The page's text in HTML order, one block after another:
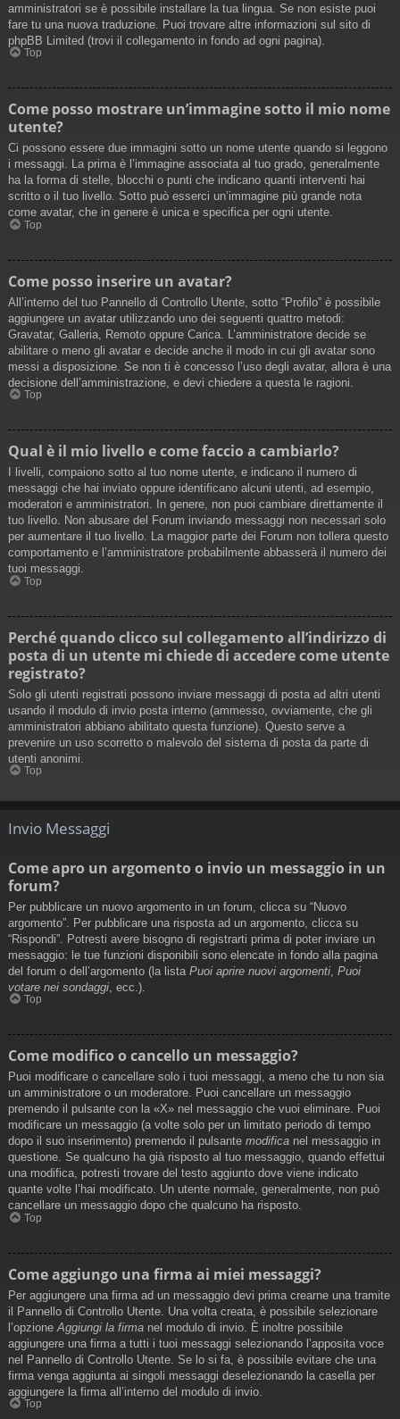
amministratori se è possibile installare la tua lingua. Se non esiste puoi
fare tu una nuova traduzione. Puoi trovare altre informazioni sul sito di
phpBB Limited (trovi il collegamento in fondo ad ogni pagina).
Top
Come posso mostrare un’immagine sotto il mio nome
utente?
Ci possono essere due immagini sotto un nome utente quando si leggono
i messaggi. La prima è l’immagine associata al tuo grado, generalmente
ha la forma di stelle, blocchi o punti che indicano quanti interventi hai
scritto o il tuo livello. Sotto può esserci un’immagine più grande nota
come avatar, che in genere è unica e specifica per ogni utente.
Top
Come posso inserire un avatar?
All’interno del tuo Pannello di Controllo Utente, sotto “Profilo” è possibile
aggiungere un avatar utilizzando uno dei seguenti quattro metodi:
Gravatar, Galleria, Remoto oppure Carica. L’amministratore decide se
abilitare o meno gli avatar e decide anche il modo in cui gli avatar sono
messi a disposizione. Se non ti è concesso l’uso degli avatar, allora è una
decisione dell’amministrazione, e devi chiedere a questa le ragioni.
Top
Qual è il mio livello e come faccio a cambiarlo?
I livelli, compaiono sotto al tuo nome utente, e indicano il numero di
messaggi che hai inviato oppure identificano alcuni utenti, ad esempio,
moderatori e amministratori. In genere, non puoi cambiare direttamente il
tuo livello. Non abusare del Forum inviando messaggi non necessari solo
per aumentare il tuo livello. La maggior parte dei Forum non tollera questo
comportamento e l’amministratore probabilmente abbasserà il numero dei
tuoi messaggi.
Top
Perché quando clicco sul collegamento all’indirizzo di
posta di un utente mi chiede di accedere come utente
registrato?
Solo gli utenti registrati possono inviare messaggi di posta ad altri utenti
usando il modulo di invio posta interno (ammesso, ovviamente, che gli
amministratori abbiano abilitato questa funzione). Questo serve a
prevenire un uso scorretto o malevolo del sistema di posta da parte di
utenti anonimi.
Top
Invio Messaggi
Come apro un argomento o invio un messaggio in un
forum?
Per pubblicare un nuovo argomento in un forum, clicca su “Nuovo
argomento”. Per pubblicare una risposta ad un argomento, clicca su
“Rispondi”. Potresti avere bisogno di registrarti prima di poter inviare un
messaggio: le tue funzioni disponibili sono elencate in fondo alla pagina
del forum o dell’argomento (la lista Puoi aprire nuovi argomenti Puoi
votare nei sondaggi , ecc.).
Top
Come modifico o cancello un messaggio?
Puoi modificare o cancellare solo i tuoi messaggi, a meno che tu non sia
un amministratore o un moderatore. Puoi cancellare un messaggio
premendo il pulsante con la «X» nel messaggio che vuoi eliminare. Puoi
modificare un messaggio (a volte solo per un limitato periodo di tempo
dopo il suo inserimento) premendo il pulsante modifica nel messaggio in
questione. Se qualcuno ha già risposto al tuo messaggio, quando effettui
una modifica, potresti trovare del testo aggiunto dove viene indicato
quante volte l’hai modificato. Un utente normale, generalmente, non può
cancellare un messaggio dopo che qualcuno ha risposto.
Top
Come aggiungo una firma ai miei messaggi?
Per aggiungere una firma ad un messaggio devi prima crearne una tramite
il Pannello di Controllo Utente. Una volta creata, è possibile selezionare
l’opzione Aggiungi la firma nel modulo di invio. È inoltre possibile
aggiungere una firma a tutti i tuoi messaggi selezionando l’apposita voce
nel Pannello di Controllo Utente. Se lo si fa, è possibile evitare che una
firma venga aggiunta ai singoli messaggi deselezionando la casella per
aggiungere la firma all’interno del modulo di invio.
Top